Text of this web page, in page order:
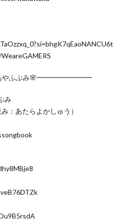
あやふぶみ🌸━━━━━━━━
み
：あたらよかしゅう）